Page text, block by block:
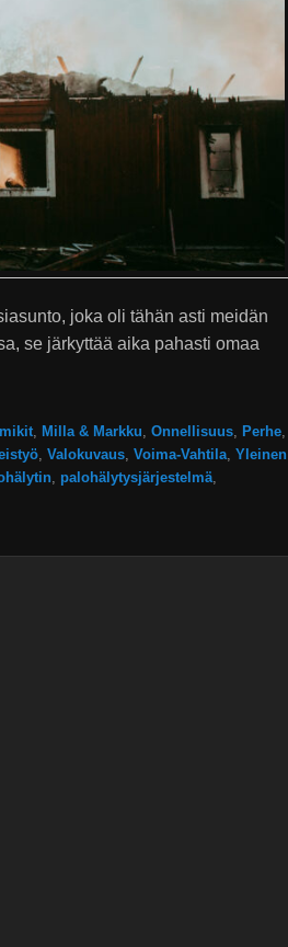
joka oli tähän asti meidän
se järkyttää aika pahasti omaa
Milla & Markku Onnellisuus Perhe
Valokuvaus Voima-Vahtila Yleinen
palohälytysjärjestelmä